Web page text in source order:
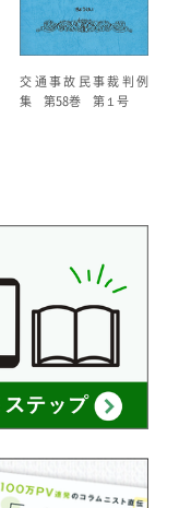
交通事故民事裁判例
集 第58巻 第１号